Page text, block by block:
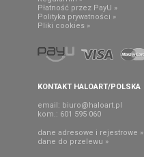
Płatność przez PayU »
Polityka prywatności »
Pliki cookies »
KONTAKT HALOART/POLSKA
email: biuro@haloart.pl
kom.: 601 595 060
dane adresowe i rejestrowe »
dane do przelewu »